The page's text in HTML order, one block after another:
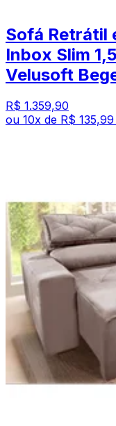
Sofá Retrátil
Inbox Slim
Velusoft
R$ 1.359,90
ou 10x de R$ 135,99